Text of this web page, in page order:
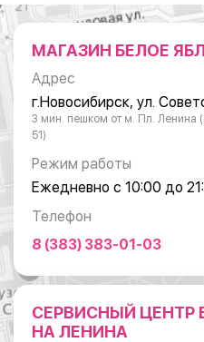
МАГАЗИН БЕЛОЕ
Адрес
г.Новосибирск, ул.
3 мин. пешком от м. Пл. Ленина
51)
Режим работы
Ежедневно с 10:00 до
Телефон
8 (383) 383-01-03
СЕРВИСНЫЙ ЦЕНТР
НА ЛЕНИНА